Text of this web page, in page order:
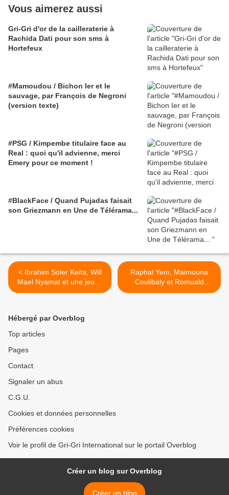
Vous aimerez aussi
Gri-Gri d'or de la cailleraterie à
Rachida Dati pour son sms à
Hortefeux
#Mamoudou / Bichon Ier et le
sauvage, par François de Negroni
(version texte)
#PSG / Kimpembe titulaire face au
Real : quoi qu'il advienne, merci
Emery pour ce moment !
#BlackFace / Quand Pujadas faisait
son Griezmann en Une de Télérama...
< Ibrahim Soler Keita, Will
Mael Nyamat et une jeune
femme remontée, devant le
Raphal Yem, Maimouna
Coulibaly et Romuald
Dzomo devant chez
Hébergé par Overblog
Top articles
Pages
Contact
Signaler un abus
C.G.U.
Cookies et données personnelles
Préférences cookies
Voir le profil de Gri-Gri International sur le portail Overblog
Créer un blog sur Overblog
Créer un blog